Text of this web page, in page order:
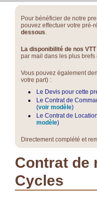
Pour bénéficier de notre
pouvez effectuer votre pré-
dessous
La disponibilité de nos VTT
par mail dans les plus brefs
Vous pouvez également
votre part) :
Le Devis pour cette
Le Contrat de
(voir modèle)
Le Contrat de
modèle)
Directement complété et
Contrat de
Cycles